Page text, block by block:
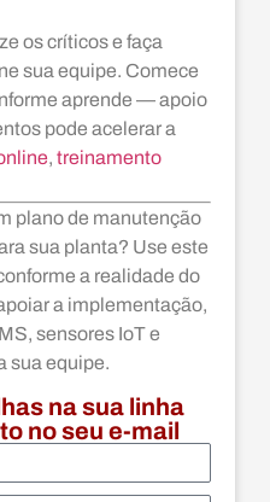
os críticos e faça
sua equipe. Comece
aprende — apoio
pode acelerar a
, treinamento
plano de manutenção
sua planta? Use este
a realidade do
a implementação,
sensores IoT e
sua equipe.
na sua linha
no seu e-mail